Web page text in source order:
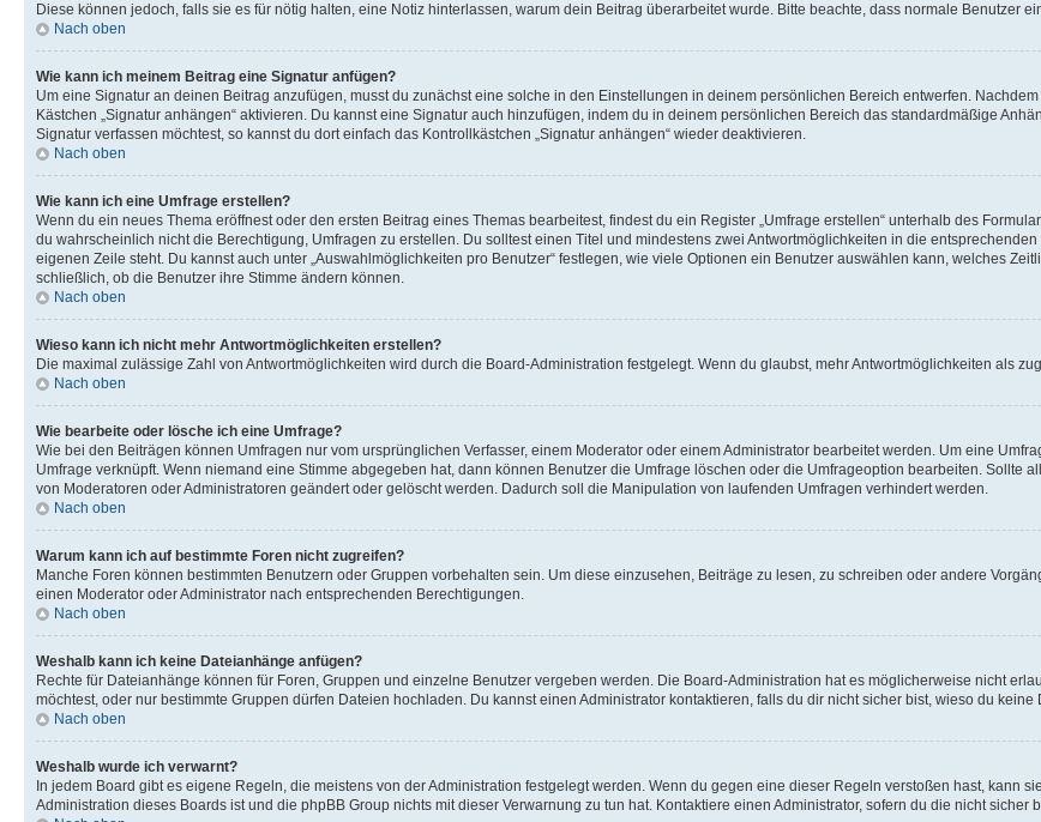
Diese können jedoch, falls sie es für nötig halten, eine Notiz hinterlassen, warum dein Beitrag überarbeitet wurde. Bitte beachte, dass normale Benutzer
Nach oben
Wie kann ich meinem Beitrag eine Signatur anfügen?
Um eine Signatur an deinen Beitrag anzufügen, musst du zunächst eine solche in den Einstellungen in deinem persönlichen Bereich entwerfen.
Kästchen „Signatur anhängen“ aktivieren. Du kannst eine Signatur auch hinzufügen, indem du in deinem persönlichen Bereich das standardmäßige
Signatur verfassen möchtest, so kannst du dort einfach das Kontrollkästchen „Signatur anhängen“ wieder deaktivieren.
Nach oben
Wie kann ich eine Umfrage erstellen?
Wenn du ein neues Thema eröffnest oder den ersten Beitrag eines Themas bearbeitest, findest du ein Register „Umfrage erstellen“ unterhalb des
du wahrscheinlich nicht die Berechtigung, Umfragen zu erstellen. Du solltest einen Titel und mindestens zwei Antwortmöglichkeiten in die
eigenen Zeile steht. Du kannst auch unter „Auswahlmöglichkeiten pro Benutzer“ festlegen, wie viele Optionen ein Benutzer auswählen kann, welches
schließlich, ob die Benutzer ihre Stimme ändern können.
Nach oben
Wieso kann ich nicht mehr Antwortmöglichkeiten erstellen?
Die maximal zulässige Zahl von Antwortmöglichkeiten wird durch die Board-Administration festgelegt. Wenn du glaubst, mehr Antwortmöglichkeiten als
Nach oben
Wie bearbeite oder lösche ich eine Umfrage?
Wie bei den Beiträgen können Umfragen nur vom ursprünglichen Verfasser, einem Moderator oder einem Administrator bearbeitet werden. Um eine
Umfrage verknüpft. Wenn niemand eine Stimme abgegeben hat, dann können Benutzer die Umfrage löschen oder die Umfrageoption bearbeiten. Sollte
von Moderatoren oder Administratoren geändert oder gelöscht werden. Dadurch soll die Manipulation von laufenden Umfragen verhindert werden.
Nach oben
Warum kann ich auf bestimmte Foren nicht zugreifen?
Manche Foren können bestimmten Benutzern oder Gruppen vorbehalten sein. Um diese einzusehen, Beiträge zu lesen, zu schreiben oder andere
einen Moderator oder Administrator nach entsprechenden Berechtigungen.
Nach oben
Weshalb kann ich keine Dateianhänge anfügen?
Rechte für Dateianhänge können für Foren, Gruppen und einzelne Benutzer vergeben werden. Die Board-Administration hat es möglicherweise nicht
möchtest, oder nur bestimmte Gruppen dürfen Dateien hochladen. Du kannst einen Administrator kontaktieren, falls du dir nicht sicher bist, wieso du
Nach oben
Weshalb wurde ich verwarnt?
In jedem Board gibt es eigene Regeln, die meistens von der Administration festgelegt werden. Wenn du gegen eine dieser Regeln verstoßen hast, kann
Administration dieses Boards ist und die phpBB Group nichts mit dieser Verwarnung zu tun hat. Kontaktiere einen Administrator, sofern du die nicht sicher